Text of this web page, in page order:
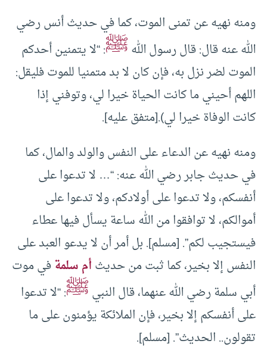
ومنه نهيه عن تمنى الموت، كما في حديث أنس رضي
الله عنه قال: قال رسول اللهﷺ: “لا يتمنين أحدكم
الموت ‌لضر ‌نزل به، فإن كان لا بد متمنيا للموت فليقل:
اللهم أحيني ما كانت الحياة خيرا لي، وتوفني إذا
كانت الوفاة خيرا لي).[متفق عليه].
ومنه نهيه عن الدعاء على النفس والولد والمال، كما
في حديث جابر رضي الله عنه: “‌… لا ‌تدعوا على
أنفسكم، ولا تدعوا على أولادكم، ولا تدعوا على
أموالكم، لا توافقوا من الله ساعة يسأل فيها عطاء
فيستجيب لكم”. [مسلم]. بل أمر أن لا يدعو العبد على
النفس إلا بخير، كما ثبت من حديثأم سلمةفي موت
أبي سلمة رضي الله عنهما، قال النبيﷺ: “‌لا ‌تدعوا
على أنفسكم إلا ‌بخير، فإن الملائكة يؤمنون على ما
تقولون.. الحديث”. [مسلم].